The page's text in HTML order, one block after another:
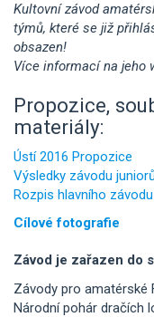
Kultovní závod
týmů, které se již
obsazen!
Více informací na jeho
Propozice,
materiály:
Ústí 2016 Propozice
Výsledky závodu
Rozpis hlavního
Cílové fotografie
Závod je zařazen do
Závody pro amatérské
Národní pohár dračích